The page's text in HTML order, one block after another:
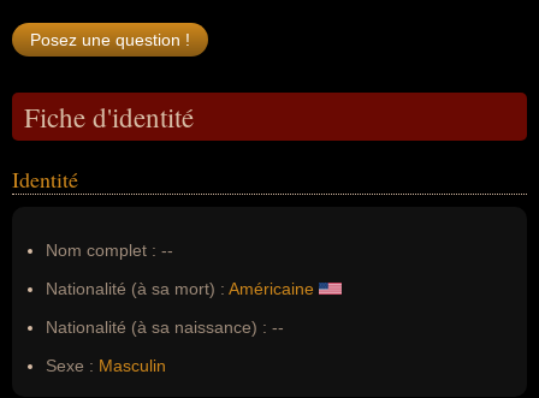
Fiche d'identité
Identité
Nom complet : --
Nationalité (à sa mort) : Américaine
Nationalité (à sa naissance) : --
Sexe : Masculin